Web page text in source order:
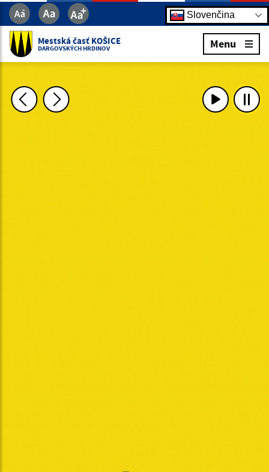
Slovenčina
Mestská časť KOŠICE
DARGOVSKÝCH HRDINOV Menu